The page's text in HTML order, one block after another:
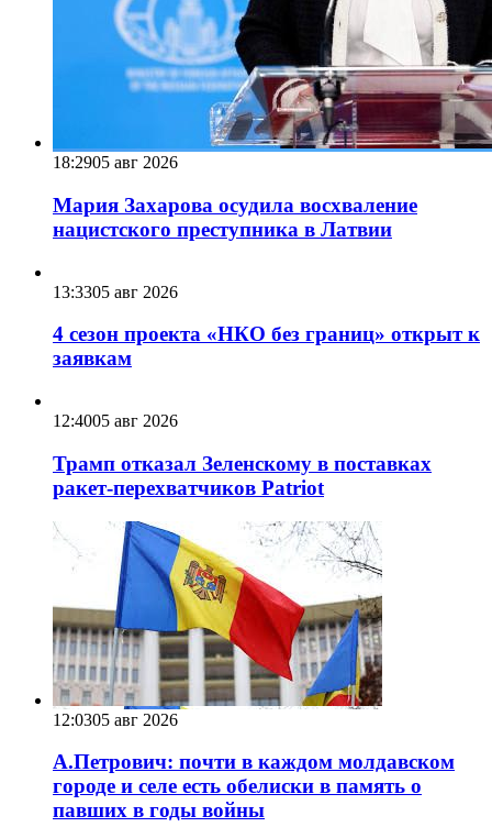
18:2905 авг 2026
Мария Захарова осудила восхваление
нацистского преступника в Латвии
13:3305 авг 2026
4 сезон проекта «НКО без границ» открыт к
заявкам
12:4005 авг 2026
Трамп отказал Зеленскому в поставках
ракет-перехватчиков Patriot
12:0305 авг 2026
А.Петрович: почти в каждом молдавском
городе и селе есть обелиски в память о
павших в годы войны